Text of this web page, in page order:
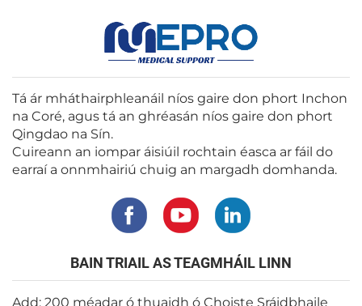
Tá ár mháthairphleanáil níos gaire don phort Inchon
na Coré, agus tá an ghréasán níos gaire don phort
Qingdao na Sín.
Cuireann an iompar áisiúil rochtain éasca ar fáil do
earraí a onnmhairiú chuig an margadh domhanda.
BAIN TRIAIL AS TEAGMHÁIL LINN
Add: 200 méadar ó thuaidh ó Choiste Sráidbhaile